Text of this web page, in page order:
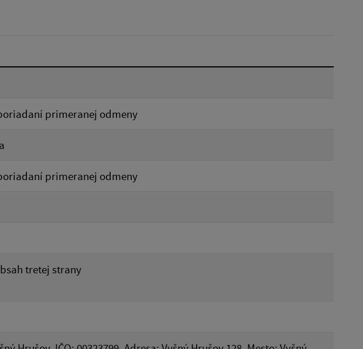
primeranej odmeny
primeranej odmeny
tretej strany